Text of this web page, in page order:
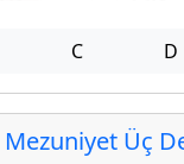
C D
Üç